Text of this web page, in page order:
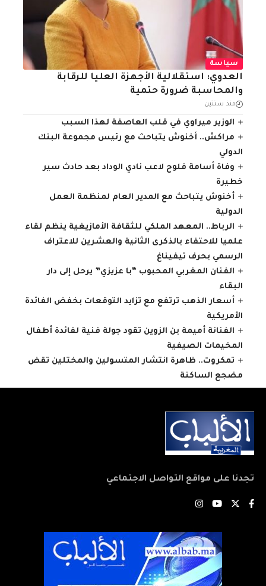
سياسة
العدوي: استقلالية الأجهزة العليا للرقابة
والمحاسبة ضرورة حتمية
منذ سنتين
الوزير ميراوي في قلب العاصفة لهذا السبب
مراكش.. أخنوش يتباحث مع رئيس مجموعة البنك
الدولي
وفاة أسامة فلوح لاعب نادي الوداد بعد حادث سير
خطيرة
أخنوش يتباحث مع المدير العام لمنظمة العمل
الدولية
الرباط.. المعهد الملكي للثقافة الأمازيغية ينظم لقاء
علميا للاحتفاء بالذكرى الثانية والعشرين للاعتراف
الرسمي بحرف تيفيناغ
الفنان المغربي المحبوب “با عزيزي” يرحل إلى دار
البقاء
أسعار الذهب ترتفع مع تزايد التوقعات بخفض الفائدة
الأمريكية
الفنانة أميمة بن الزوين تقود جولة فنية لفائدة أطفال
المخيمات الصيفية
تمكروت.. ظاهرة انتشار المتسولين والمختلين تقض
مضجع الساكنة
تجدنا على مواقع التواصل الاجتماعي